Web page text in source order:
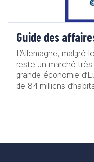
Guide des
L’Allemagne, malgré
reste un marché
grande économie
de 84 millions
consommateurs